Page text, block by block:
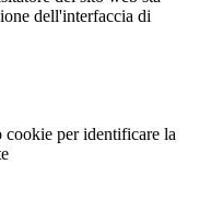
dell'interfaccia di
per identificare la